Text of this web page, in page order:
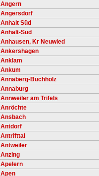
Angern
Angersdorf
Anhalt Süd
Anhalt-Süd
Anhausen, Kr Neuwied
Ankershagen
Anklam
Ankum
Annaberg-Buchholz
Annaburg
Annweiler am Trifels
Anröchte
Ansbach
Antdorf
Antrifttal
Antweiler
Anzing
Apelern
Apen